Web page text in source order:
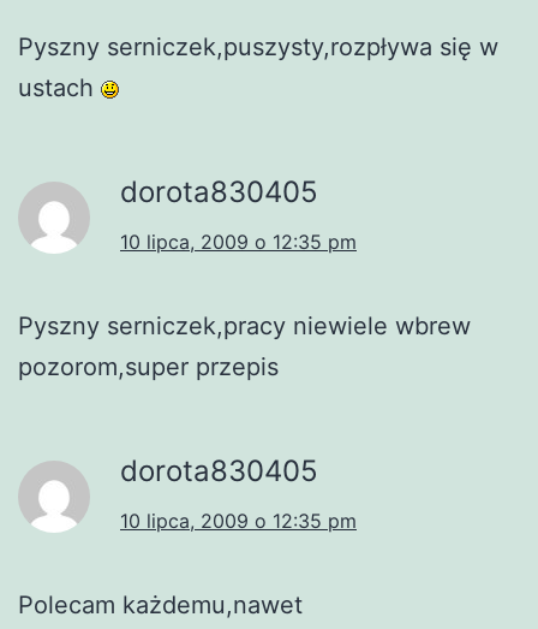
Pyszny serniczek,puszysty,rozpływa się w
ustach
dorota830405
10 lipca, 2009 o 12:35 pm
Pyszny serniczek,pracy niewiele wbrew
pozorom,super przepis
dorota830405
10 lipca, 2009 o 12:35 pm
Polecam każdemu,nawet